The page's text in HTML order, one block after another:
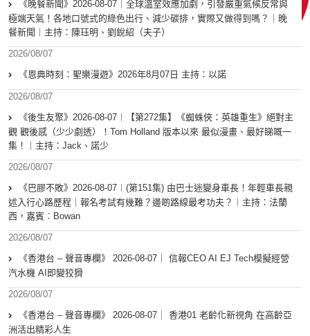
《晚餐新聞》2026-08-07｜全球溫室效應加劇，引發嚴重氣候反常與
極端天氣！各地口號式的綠色出行、減少碳排，實際又做得到嗎？｜晚
餐新聞｜主持：陳珏明、劉銳紹（夫子）
2026/08/07
《恩典時刻：聖樂漫遊》2026年8月07日 主持：以諾
2026/08/07
《後生友聚》2026-08-07︱【第272集】《蜘蛛俠：英雄重生》絕對主
觀 觀後感（少少劇透）！Tom Holland 版本以來 最似漫畫、最好睇嘅一
集！｜主持：Jack、諾少
2026/08/07
《巴膠不敗》2026-08-07︱(第151集) 由巴士迷變身車長！年輕車長親
述入行心路歷程｜報名考試有幾難？邊啲路線最考功夫？︱主持：法蘭
西，嘉賓︰Bowan
2026/08/07
《香港台 – 聲音專欄》 2026-08-07｜ 信報CEO AI EJ Tech模擬經營
汽水機 AI即變狡猾
2026/08/07
《香港台 – 聲音專欄》 2026-08-07｜ 香港01 老齡化新視角 在高齡亞
洲活出精彩人生